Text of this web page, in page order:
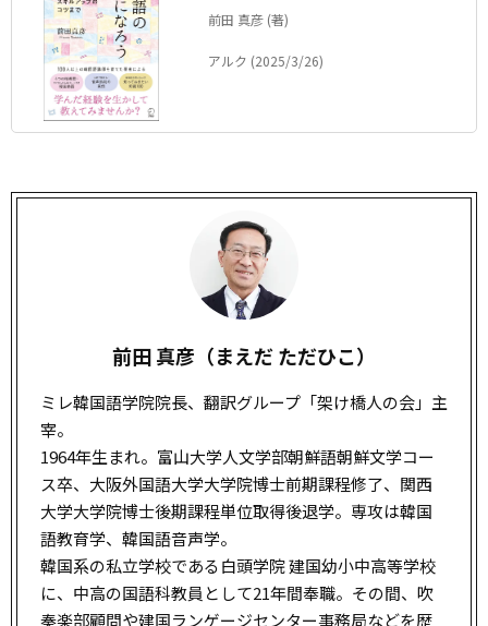
前田 真彦 (著)
アルク (2025/3/26)
前田 真彦（まえだ ただひこ）
ミレ韓国語学院院長、翻訳グループ「架け橋人の会」主
宰。
1964年生まれ。富山大学人文学部朝鮮語朝鮮文学コー
ス卒、大阪外国語大学大学院博士前期課程修了、関西
大学大学院博士後期課程単位取得後退学。専攻は韓国
語教育学、韓国語音声学。
韓国系の私立学校である白頭学院 建国幼小中高等学校
に、中高の国語科教員として21年間奉職。その間、吹
奏楽部顧問や建国ランゲージセンター事務局などを歴